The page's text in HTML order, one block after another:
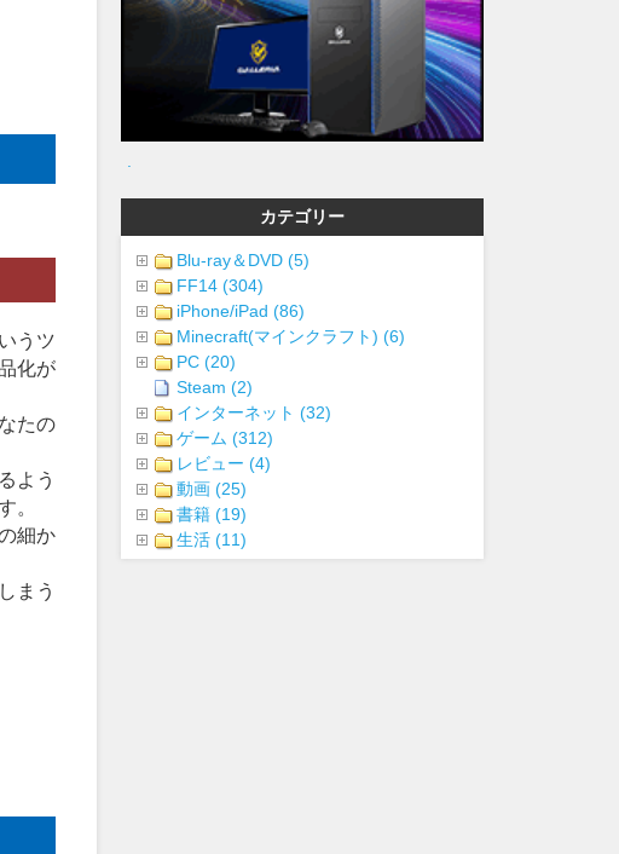
うツ
化が
たの
よう
。
細か
まう
カテゴリー
Blu-ray＆DVD (5)
FF14 (304)
iPhone/iPad (86)
Minecraft(マインクラフト) (6)
PC (20)
Steam (2)
インターネット (32)
ゲーム (312)
レビュー (4)
動画 (25)
書籍 (19)
生活 (11)